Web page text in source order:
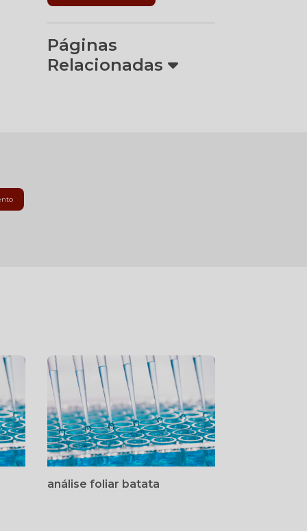
Páginas
Relacionadas
análise foliar batata